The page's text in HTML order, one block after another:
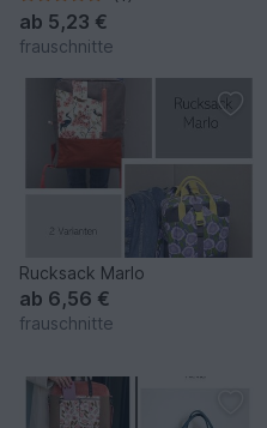
ab 5,23 €
frauschnitte
Rucksack Marlo
ab 6,56 €
frauschnitte